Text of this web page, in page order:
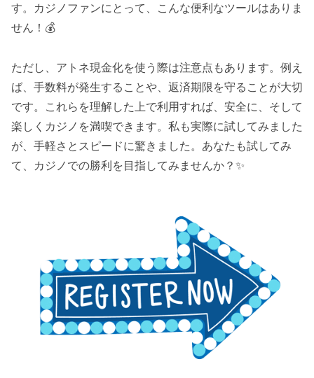
す。カジノファンにとって、こんな便利なツールはありま
せん！💰
ただし、アトネ現金化を使う際は注意点もあります。例え
ば、手数料が発生することや、返済期限を守ることが大切
です。これらを理解した上で利用すれば、安全に、そして
楽しくカジノを満喫できます。私も実際に試してみました
が、手軽さとスピードに驚きました。あなたも試してみ
て、カジノでの勝利を目指してみませんか？✨